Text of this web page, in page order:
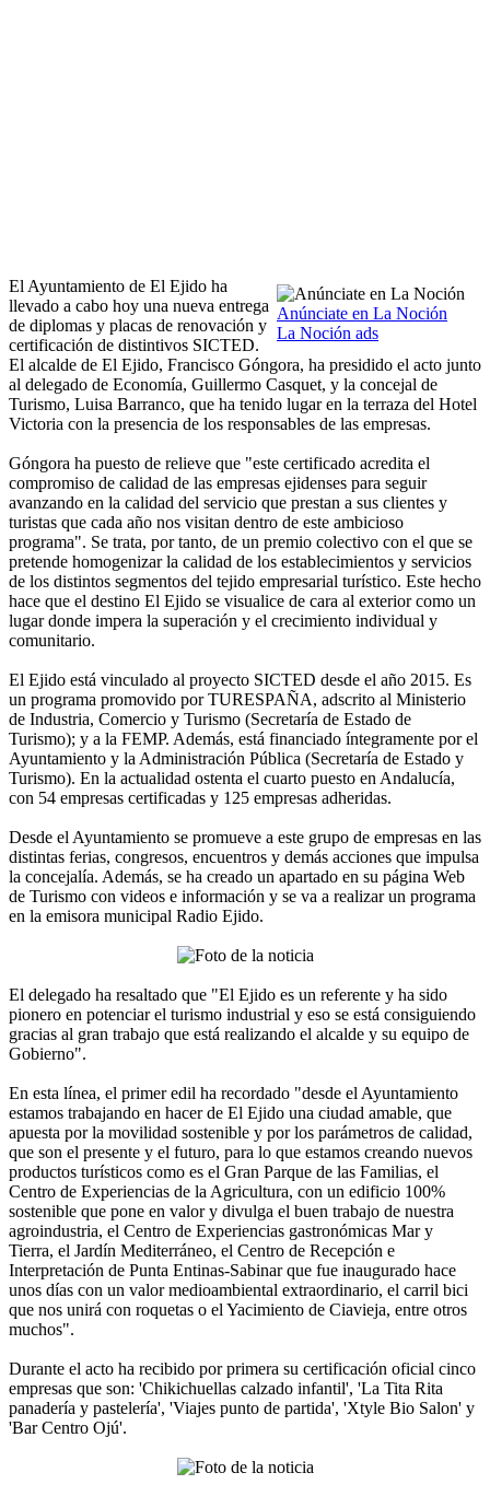
Anúnciate en La Noción
La Noción ads
El Ayuntamiento de El Ejido ha
llevado a cabo hoy una nueva entrega
de diplomas y placas de renovación y
certificación de distintivos SICTED.
El alcalde de El Ejido, Francisco Góngora, ha presidido el acto junto
al delegado de Economía, Guillermo Casquet, y la concejal de
Turismo, Luisa Barranco, que ha tenido lugar en la terraza del Hotel
Victoria con la presencia de los responsables de las empresas.
Góngora ha puesto de relieve que "este certificado acredita el
compromiso de calidad de las empresas ejidenses para seguir
avanzando en la calidad del servicio que prestan a sus clientes y
turistas que cada año nos visitan dentro de este ambicioso
programa". Se trata, por tanto, de un premio colectivo con el que se
pretende homogenizar la calidad de los establecimientos y servicios
de los distintos segmentos del tejido empresarial turístico. Este hecho
hace que el destino El Ejido se visualice de cara al exterior como un
lugar donde impera la superación y el crecimiento individual y
comunitario.
El Ejido está vinculado al proyecto SICTED desde el año 2015. Es
un programa promovido por TURESPAÑA, adscrito al Ministerio
de Industria, Comercio y Turismo (Secretaría de Estado de
Turismo); y a la FEMP. Además, está financiado íntegramente por el
Ayuntamiento y la Administración Pública (Secretaría de Estado y
Turismo). En la actualidad ostenta el cuarto puesto en Andalucía,
con 54 empresas certificadas y 125 empresas adheridas.
Desde el Ayuntamiento se promueve a este grupo de empresas en las
distintas ferias, congresos, encuentros y demás acciones que impulsa
la concejalía. Además, se ha creado un apartado en su página Web
de Turismo con videos e información y se va a realizar un programa
en la emisora municipal Radio Ejido.
El delegado ha resaltado que "El Ejido es un referente y ha sido
pionero en potenciar el turismo industrial y eso se está consiguiendo
gracias al gran trabajo que está realizando el alcalde y su equipo de
Gobierno".
En esta línea, el primer edil ha recordado "desde el Ayuntamiento
estamos trabajando en hacer de El Ejido una ciudad amable, que
apuesta por la movilidad sostenible y por los parámetros de calidad,
que son el presente y el futuro, para lo que estamos creando nuevos
productos turísticos como es el Gran Parque de las Familias, el
Centro de Experiencias de la Agricultura, con un edificio 100%
sostenible que pone en valor y divulga el buen trabajo de nuestra
agroindustria, el Centro de Experiencias gastronómicas Mar y
Tierra, el Jardín Mediterráneo, el Centro de Recepción e
Interpretación de Punta Entinas-Sabinar que fue inaugurado hace
unos días con un valor medioambiental extraordinario, el carril bici
que nos unirá con roquetas o el Yacimiento de Ciavieja, entre otros
muchos".
Durante el acto ha recibido por primera su certificación oficial cinco
empresas que son: 'Chikichuellas calzado infantil', 'La Tita Rita
panadería y pastelería', 'Viajes punto de partida', 'Xtyle Bio Salon' y
'Bar Centro Ojú'.